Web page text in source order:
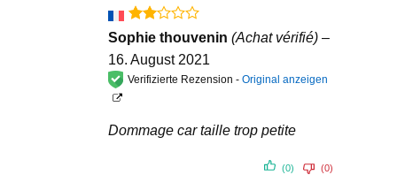
Bewertet
mit
2
von
Sophie thouvenin(Achat vérifié) –
16. August 2021
Verifizierte Rezension -Original anzeigen
Dommage car taille trop petite
(0) (0)